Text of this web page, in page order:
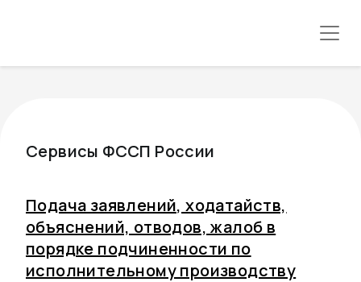
Сервисы ФССП России
Подача заявлений, ходатайств,
объяснений, отводов, жалоб в
порядке подчиненности по
исполнительному производству